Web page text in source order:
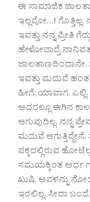
ಈ ಸಾಮಾಜಿಕ
ಇಲ್ಲವೋ…!
ಇವತ್ತು ನನ್ನ ಪ್ರೀತಿ
ಹೇಳೋದಾದ್ರೆ
ಜಾಲತಾಣದಿಂದಾನೇ.
ಇವತ್ತು ಮದುವೆ
ಹೀಗೆ; ಯಾವಾಗ, ಎಲ್ಲಿ,
ಅದರಲ್ಲೂ ಈಗಿನ
ಆಗುವುದಿಲ್ಲ. ನನ್ನ
ಮದುವೆ
ಪಕ್ಕದಲ್ಲಿರುವ
ಸಮಯಕ್ಕಿಂತ ಅರ್ಧ
ಖುಷಿ, ಅವಳನ್ನು
ಇರಲಿಲ್ಲ. ಸೀದಾ